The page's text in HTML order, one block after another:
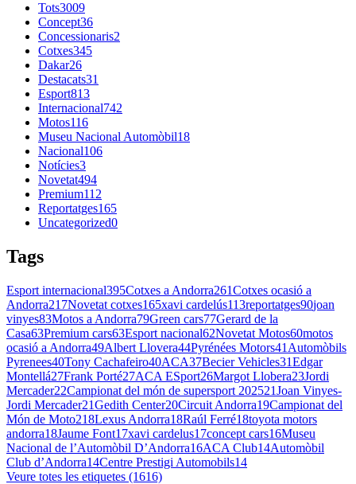
Tots3009
Concept36
Concessionaris2
Cotxes345
Dakar26
Destacats31
Esport813
Internacional742
Motos116
Museu Nacional Automòbil18
Nacional106
Notícies3
Novetat494
Premium112
Reportatges165
Uncategorized0
Tags
Esport internacional395Cotxes a Andorra261Cotxes ocasió a
Andorra217Novetat cotxes165xavi cardelús113reportatges90joan
vinyes83Motos a Andorra79Green cars77Gerard de la
Casa63Premium cars63Esport nacional62Novetat Motos60motos
ocasió a Andorra49Albert Llovera44Pyrénées Motors41 Automòbils
Pyrenees40Tony Cachafeiro40ACA37Becier Vehicles31Edgar
Montellá27Frank Porté27ACA ESport26Margot Llobera23Jordi
Mercader22Campionat del món de supersport 202521Joan Vinyes-
Jordi Mercader21Gedith Center20Circuit Andorra19Campionat del
Món de Moto218Lexus Andorra18Raúl Ferré18toyota motors
andorra18Jaume Font17xavi cardelus17concept cars16Museu
Nacional de l’Automòbil D’Andorra16ACA Club14Automòbil
Club d’Andorra14Centre Prestigi Automobils14
Veure totes les etiquetes (1616)